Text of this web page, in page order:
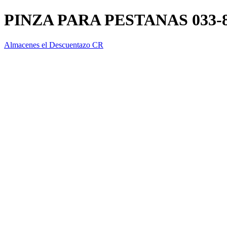
PINZA PARA PESTANAS 033-
Almacenes el Descuentazo CR